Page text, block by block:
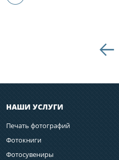
НАШИ УСЛУГИ
Печать фотографий
Фотокниги
Фотосувениры